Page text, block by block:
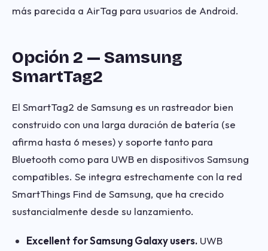
más parecida a AirTag para usuarios de Android.
Opción 2 — Samsung
SmartTag2
El SmartTag2 de Samsung es un rastreador bien
construido con una larga duración de batería (se
afirma hasta 6 meses) y soporte tanto para
Bluetooth como para UWB en dispositivos Samsung
compatibles. Se integra estrechamente con la red
SmartThings Find de Samsung, que ha crecido
sustancialmente desde su lanzamiento.
Excellent for Samsung Galaxy users. UWB